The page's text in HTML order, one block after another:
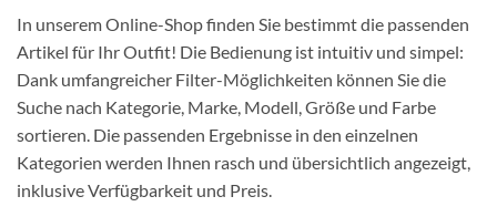
In unserem Online-Shop finden Sie bestimmt die passenden
Artikel für Ihr Outfit! Die Bedienung ist intuitiv und simpel:
Dank umfangreicher Filter-Möglichkeiten können Sie die
Suche nach Kategorie, Marke, Modell, Größe und Farbe
sortieren. Die passenden Ergebnisse in den einzelnen
Kategorien werden Ihnen rasch und übersichtlich angezeigt,
inklusive Verfügbarkeit und Preis.